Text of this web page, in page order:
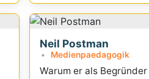
heute?
Neil Postman
Medienpaedagogik
Warum er als